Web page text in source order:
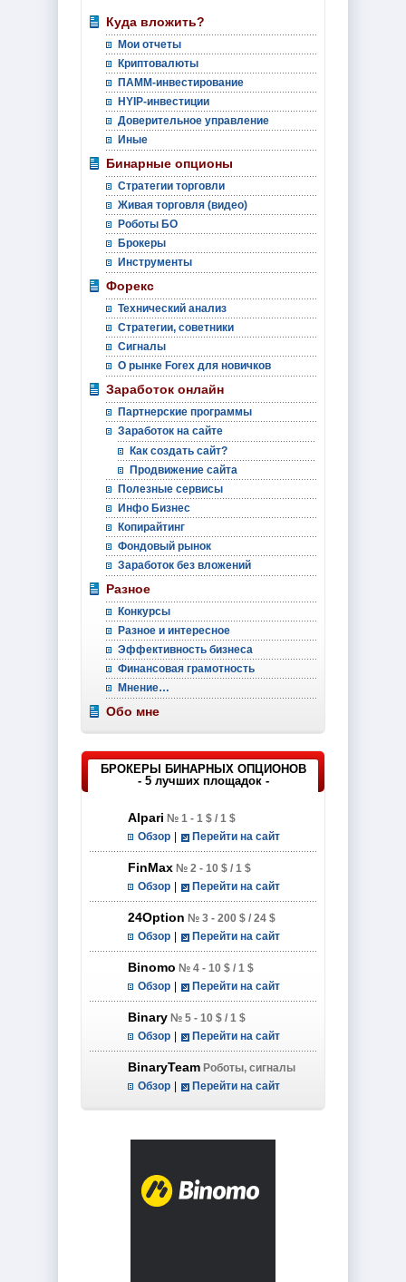
Куда вложить?
Мои отчеты
Криптовалюты
ПАММ-инвестирование
HYIP-инвестиции
Доверительное управление
Иные
Бинарные опционы
Стратегии торговли
Живая торговля (видео)
Роботы БО
Брокеры
Инструменты
Форекс
Технический анализ
Стратегии, советники
Сигналы
О рынке Forex для новичков
Заработок онлайн
Партнерские программы
Заработок на сайте
Как создать сайт?
Продвижение сайта
Полезные сервисы
Инфо Бизнес
Копирайтинг
Фондовый рынок
Заработок без вложений
Разное
Конкурсы
Разное и интересное
Эффективность бизнеса
Финансовая грамотность
Мнение…
Обо мне
БРОКЕРЫ БИНАРНЫХ ОПЦИОНОВ
- 5 лучших площадок -
Alpari № 1 - 1 $ / 1 $
Обзор Перейти на сайт
FinMax № 2 - 10 $ / 1 $
Обзор Перейти на сайт
24Option № 3 - 200 $ / 24 $
Обзор Перейти на сайт
Binomo № 4 - 10 $ / 1 $
Обзор Перейти на сайт
Binary № 5 - 10 $ / 1 $
Обзор Перейти на сайт
BinaryTeam Роботы, сигналы
Обзор Перейти на сайт